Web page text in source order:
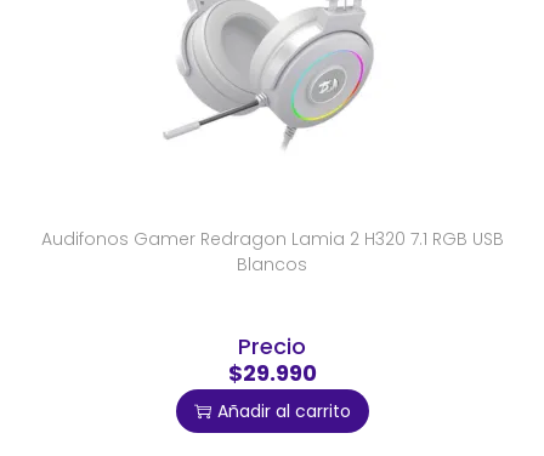
Audifonos Gamer Redragon Lamia 2 H320 7.1 RGB USB
Blancos
Precio
$29.990
Añadir al carrito